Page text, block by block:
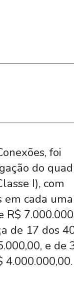
foi
do
I), com
cada
R$
de 17 dos
e de